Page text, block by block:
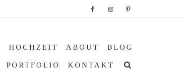
HOCHZEIT ABOUT BLOG
PORTFOLIO KONTAKT